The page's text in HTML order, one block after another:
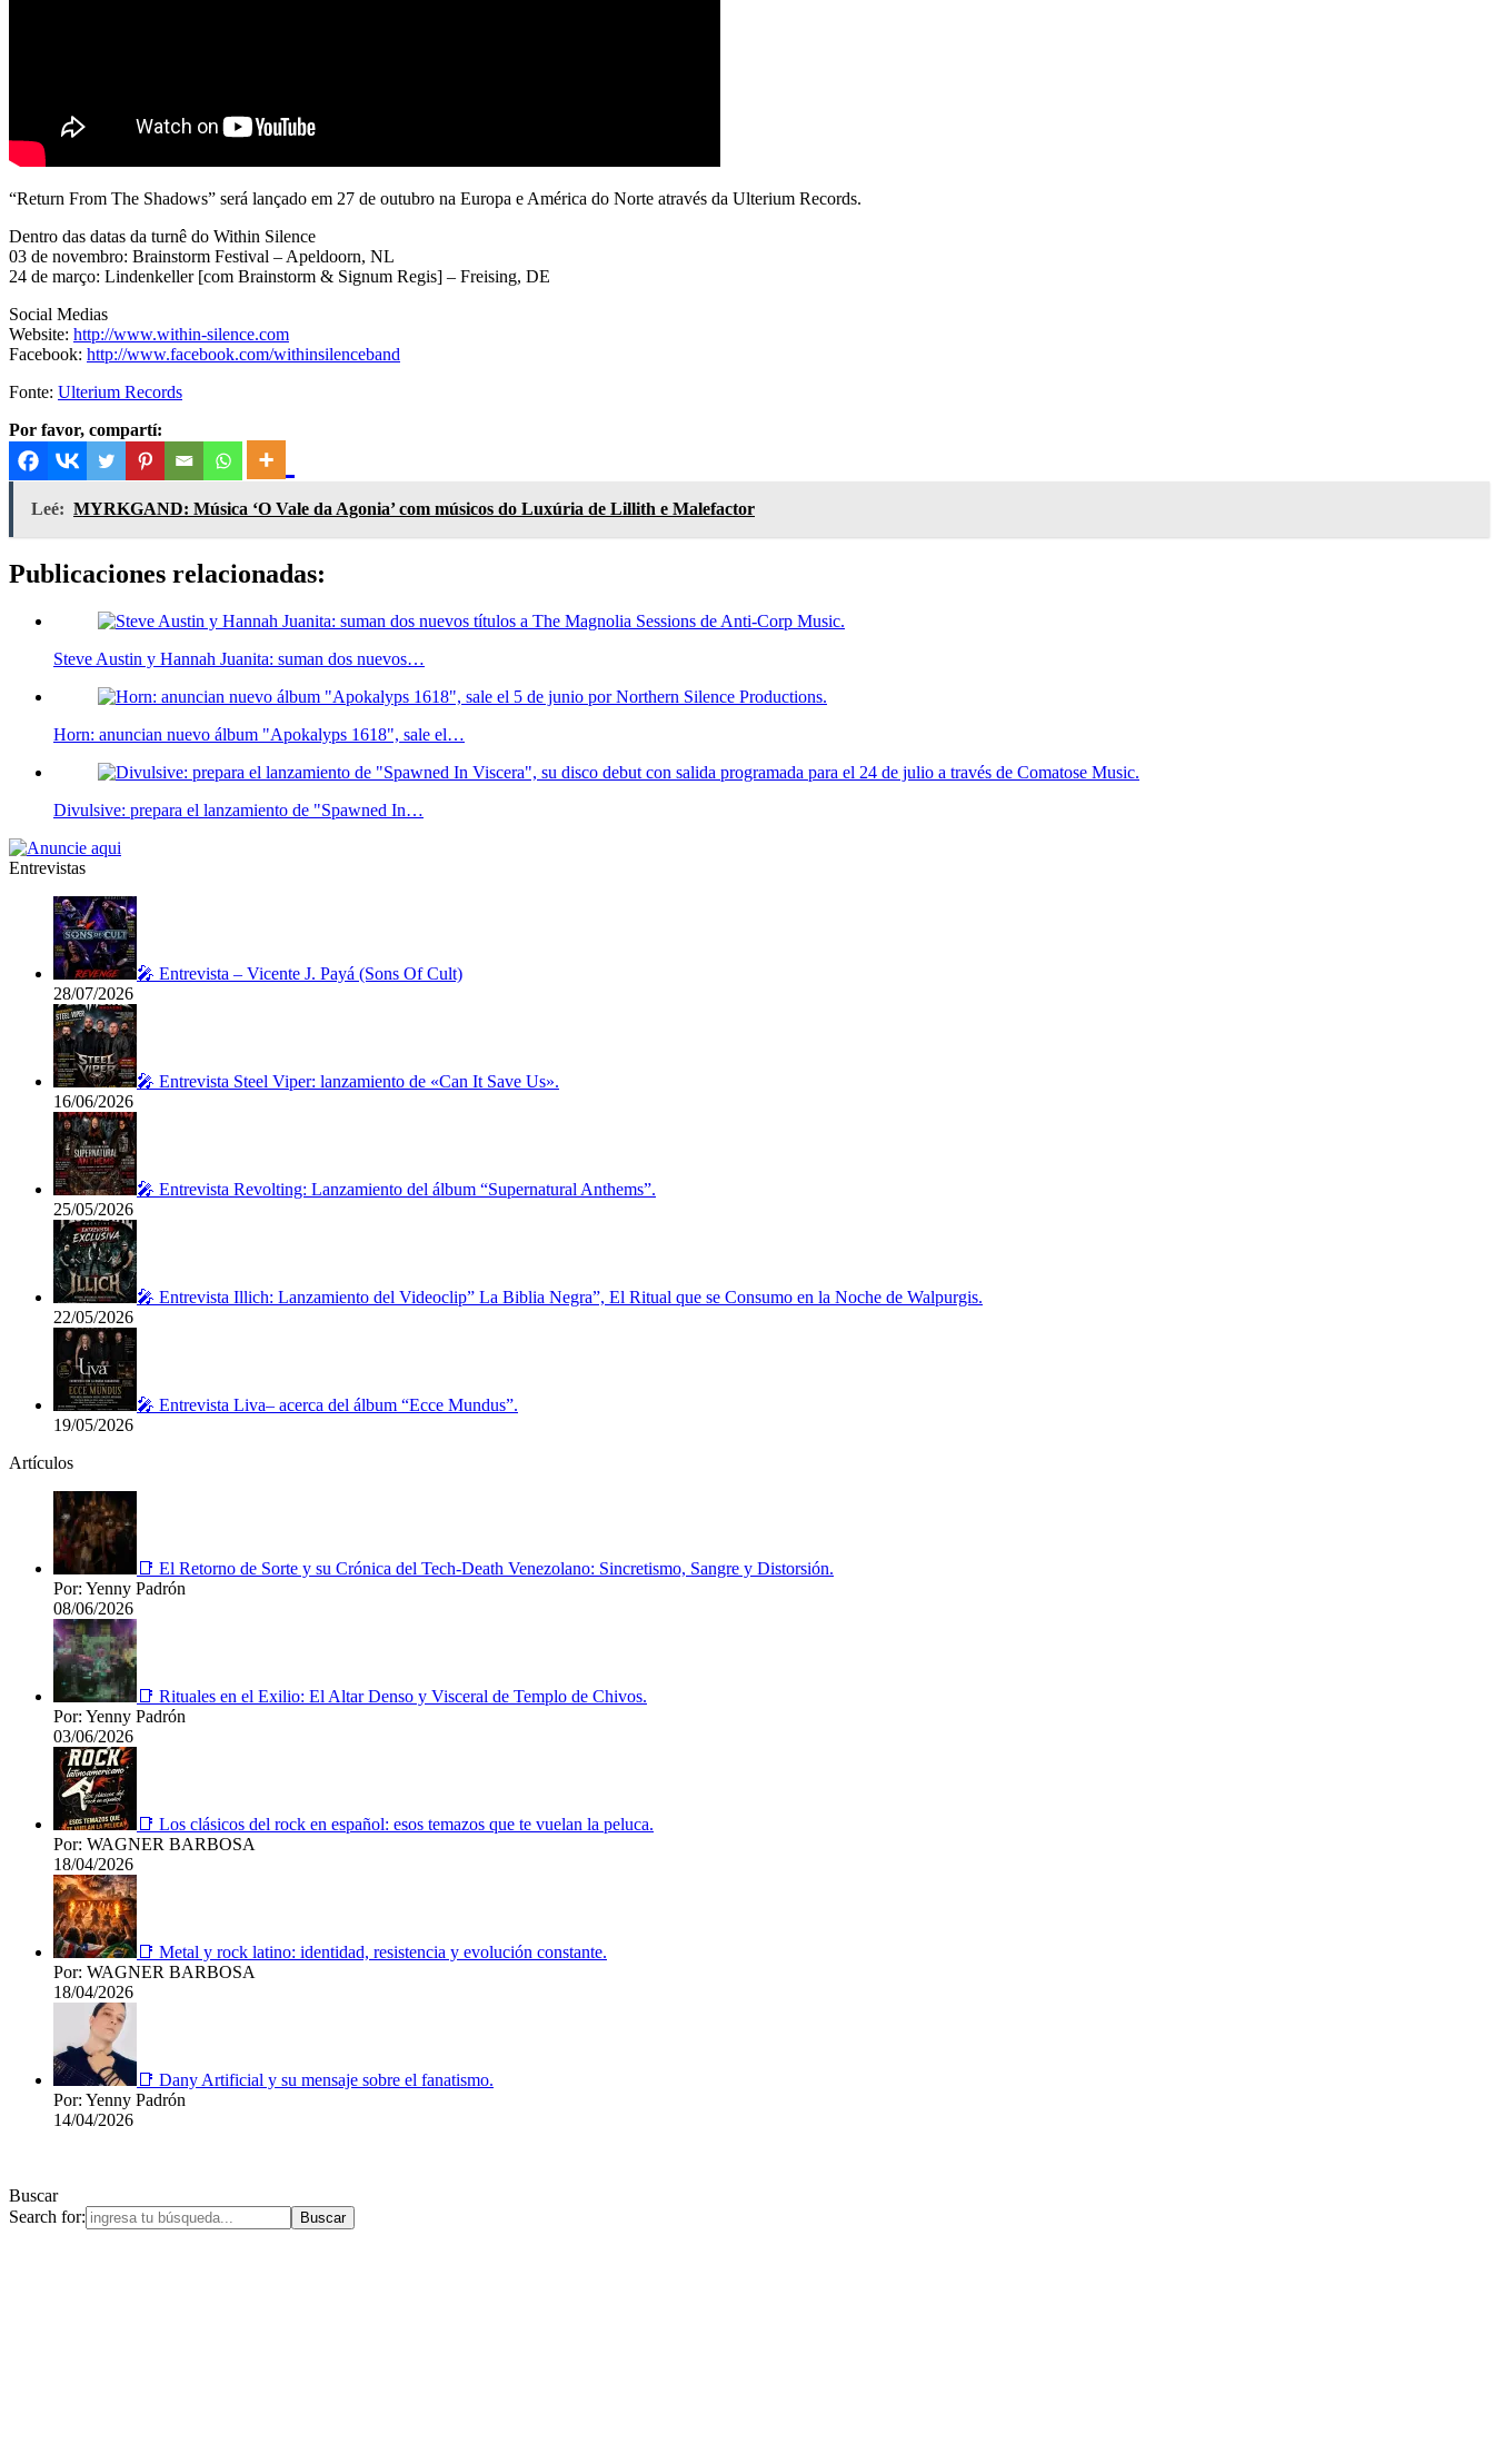
“Return From The Shadows” será lançado em 27 de outubro na Europa e América do Norte através da Ulterium Records.
Dentro das datas da turnê do Within Silence
03 de novembro: Brainstorm Festival – Apeldoorn, NL
24 de março: Lindenkeller [com Brainstorm & Signum Regis] – Freising, DE
Social Medias
Website: http://www.within-silence.com
Facebook: http://www.facebook.com/withinsilenceband
Fonte: Ulterium Records
Por favor, compartí:
Leé: MYRKGAND: Música ‘O Vale da Agonia’ com músicos do Luxúria de Lillith e Malefactor
Publicaciones relacionadas:
Steve Austin y Hannah Juanita: suman dos nuevos…
Horn: anuncian nuevo álbum "Apokalyps 1618", sale el…
Divulsive: prepara el lanzamiento de "Spawned In…
Entrevistas
🎤 Entrevista – Vicente J. Payá (Sons Of Cult)
28/07/2026
🎤 Entrevista Steel Viper: lanzamiento de «Can It Save Us».
16/06/2026
🎤 Entrevista Revolting: Lanzamiento del álbum “Supernatural Anthems”.
25/05/2026
🎤 Entrevista Illich: Lanzamiento del Videoclip” La Biblia Negra”, El Ritual que se Consumo en la Noche de Walpurgis.
22/05/2026
🎤 Entrevista Liva– acerca del álbum “Ecce Mundus”.
19/05/2026
Artículos
📑 El Retorno de Sorte y su Crónica del Tech-Death Venezolano: Sincretismo, Sangre y Distorsión.
Por: Yenny Padrón
08/06/2026
📑 Rituales en el Exilio: El Altar Denso y Visceral de Templo de Chivos.
Por: Yenny Padrón
03/06/2026
📑 Los clásicos del rock en español: esos temazos que te vuelan la peluca.
Por: WAGNER BARBOSA
18/04/2026
📑 Metal y rock latino: identidad, resistencia y evolución constante.
Por: WAGNER BARBOSA
18/04/2026
📑 Dany Artificial y su mensaje sobre el fanatismo.
Por: Yenny Padrón
14/04/2026
Buscar
Search for: